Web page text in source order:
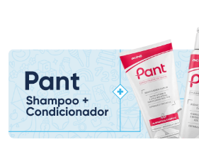
Promoção em Destaque